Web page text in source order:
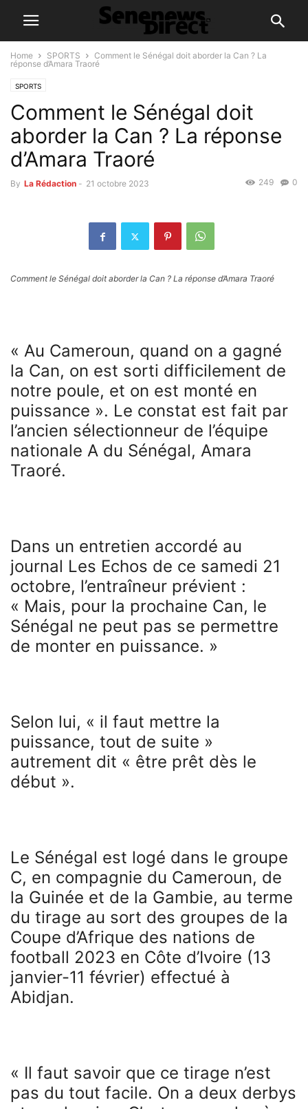
Home SPORTS
Comment le Sénégal doit aborder la Can ? La
réponse d’Amara Traoré
SPORTS
Comment le Sénégal doit
aborder la Can ? La réponse
d’Amara Traoré
By La Rédaction - 21 octobre 2023 0
249
Comment le Sénégal doit aborder la Can ? La réponse d’Amara Traoré
« Au Cameroun, quand on a gagné
la Can, on est sorti difficilement de
notre poule, et on est monté en
puissance ». Le constat est fait par
l’ancien sélectionneur de l’équipe
nationale A du Sénégal, Amara
Traoré.
Dans un entretien accordé au
journal Les Echos de ce samedi 21
octobre, l’entraîneur prévient :
« Mais, pour la prochaine Can, le
Sénégal ne peut pas se permettre
de monter en puissance. »
Selon lui, « il faut mettre la
puissance, tout de suite »
autrement dit « être prêt dès le
début ».
Le Sénégal est logé dans le groupe
C, en compagnie du Cameroun, de
la Guinée et de la Gambie, au terme
du tirage au sort des groupes de la
Coupe d’Afrique des nations de
football 2023 en Côte d’Ivoire (13
janvier-11 février) effectué à
Abidjan.
« Il faut savoir que ce tirage n’est
pas du tout facile. On a deux derbys